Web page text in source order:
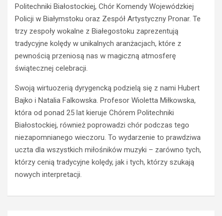
Politechniki Białostockiej, Chór Komendy Wojewódzkiej
Policji w Białymstoku oraz Zespół Artystyczny Pronar. Te
trzy zespoły wokalne z Białegostoku zaprezentują
tradycyjne kolędy w unikalnych aranżacjach, które z
pewnością przeniosą nas w magiczną atmosferę
świątecznej celebracji.
Swoją wirtuozerią dyrygencką podzielą się z nami Hubert
Bajko i Natalia Falkowska. Profesor Wioletta Miłkowska,
która od ponad 25 lat kieruje Chórem Politechniki
Białostockiej, również poprowadzi chór podczas tego
niezapomnianego wieczoru. To wydarzenie to prawdziwa
uczta dla wszystkich miłośników muzyki – zarówno tych,
którzy cenią tradycyjne kolędy, jak i tych, którzy szukają
nowych interpretacji.
w
c
a
s
a
c
p
a
w
a
d
w
y
k
e
o
w
c
a
O
p
a
z
a
a